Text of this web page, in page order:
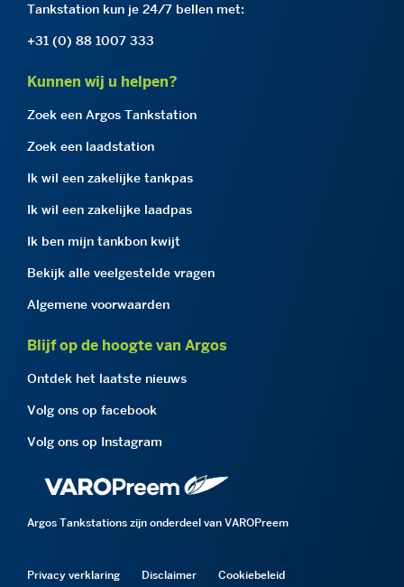
Tankstation kun je 24/7 bellen met:
+31 (0) 88 1007 333
Kunnen wij u helpen?
Zoek een Argos Tankstation
Zoek een laadstation
Ik wil een zakelijke tankpas
Ik wil een zakelijke laadpas
Ik ben mijn tankbon kwijt
Bekijk alle veelgestelde vragen
Algemene voorwaarden
Blijf op de hoogte van Argos
Ontdek het laatste nieuws
Volg ons op facebook
Volg ons op Instagram
Argos Tankstations zijn onderdeel van VAROPreem
Privacy verklaring Disclaimer Cookiebeleid